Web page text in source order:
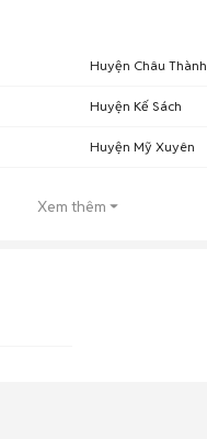
Huyện Châu Thành
Huyện Kế Sách
Huyện Mỹ Xuyên
Xem thêm